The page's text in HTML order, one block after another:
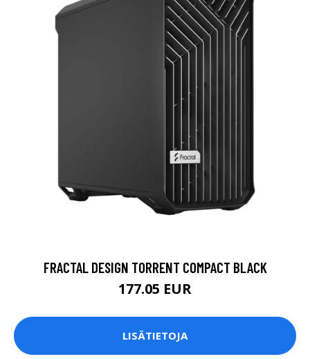
FRACTAL DESIGN TORRENT COMPACT BLACK
177.05 EUR
LISÄTIETOJA